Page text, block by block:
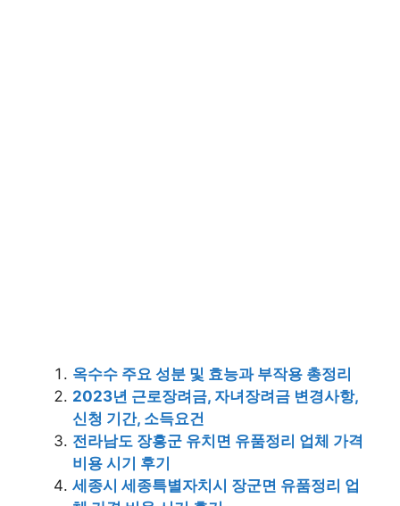
옥수수 주요 성분 및 효능과 부작용 총정리
2023년 근로장려금, 자녀장려금 변경사항,
신청 기간, 소득요건
전라남도 장흥군 유치면 유품정리 업체 가격
비용 시기 후기
세종시 세종특별자치시 장군면 유품정리 업